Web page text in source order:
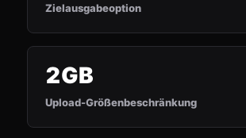
Zielausgabeoption
2GB
Upload-Größenbeschränkung